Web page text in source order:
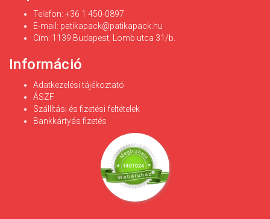
Telefon: +36 1 450-0897
E-mail: patikapack@patikapack.hu
Cím: 1139 Budapest, Lomb utca 31/b.
Információ
Adatkezelési tájékoztató
ÁSZF
Szállítási és fizetési feltételek
Bankkártyás fizetés